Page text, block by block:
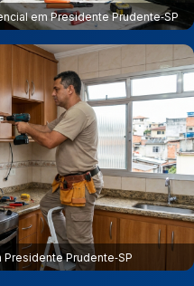
em Presidente Prudente‑SP
Prudente‑SP